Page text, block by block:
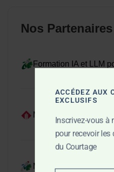
Nos Partenaires
Formation IA et LLM
Magazine du BTP
Magazine sur le
ACCÉDEZ AUX
EXCLUSIFS
Inscrivez-vous à
pour recevoir les
du Courtage